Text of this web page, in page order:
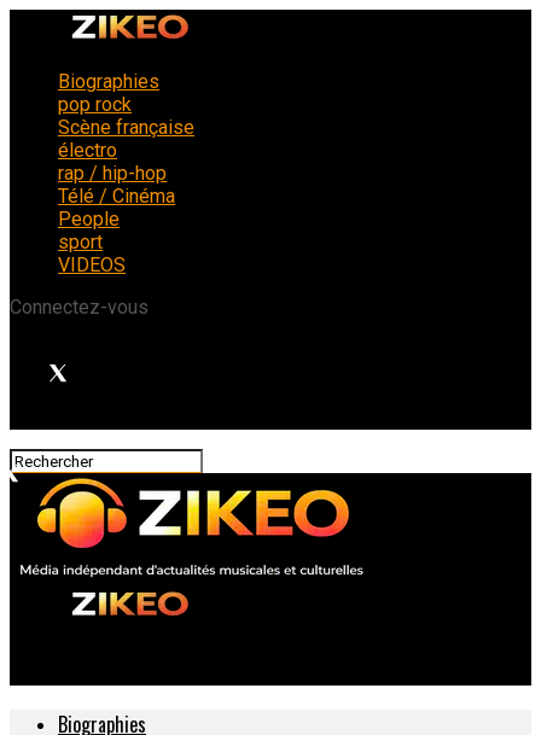
Biographies
pop rock
Scène française
électro
rap / hip-hop
Télé / Cinéma
People
sport
VIDEOS
Connectez-vous
Biographies